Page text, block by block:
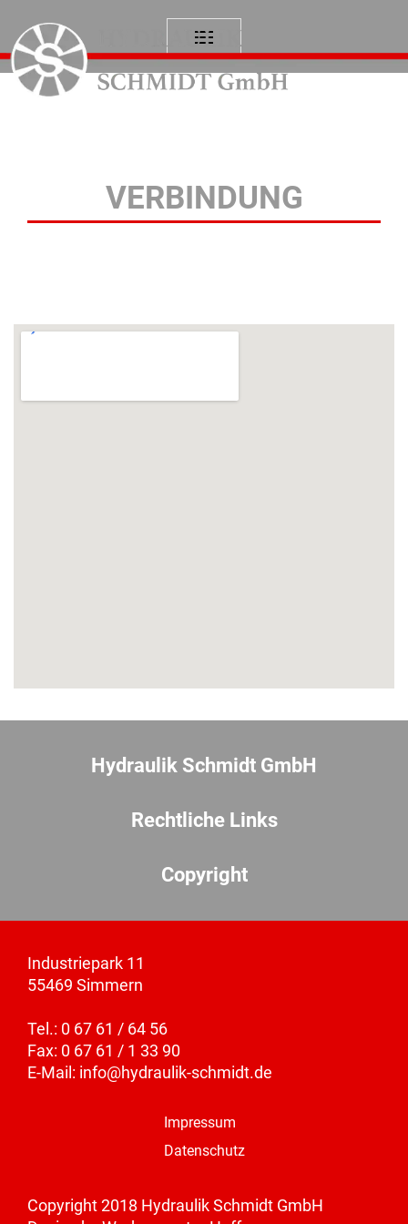
VERBINDUNG
Hydraulik Schmidt GmbH
Rechtliche Links
Copyright
Industriepark 11
55469 Simmern
Tel.: 0 67 61 / 64 56
Fax: 0 67 61 / 1 33 90
E-Mail: info@hydraulik-schmidt.de
Impressum
Datenschutz
Copyright 2018 Hydraulik Schmidt GmbH